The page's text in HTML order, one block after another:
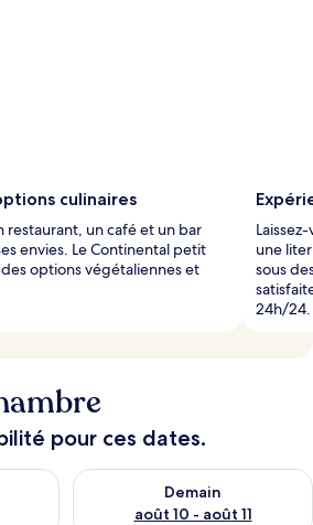
culinaires
restaurant, un café et un bar
envies. Le Continental petit
options végétaliennes et
une
sous
24h/24.
pour ces dates.
ce soir août 9 - août 10
Demain
août 10 - août 11
Vérifier la disponibilité pour